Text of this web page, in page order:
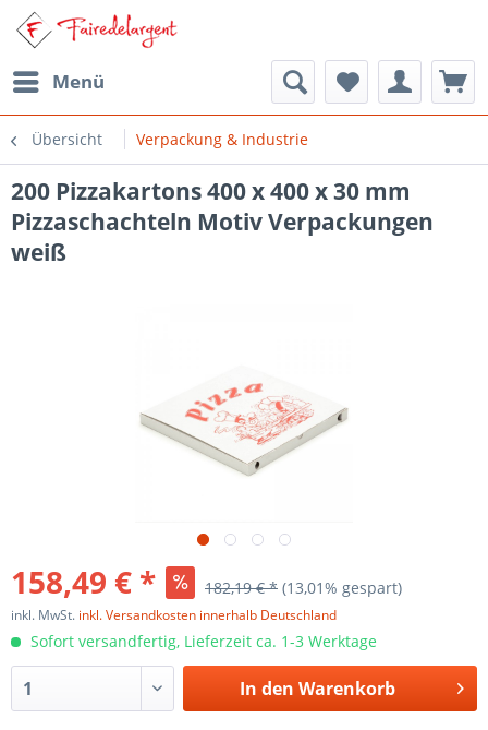
Menü
Übersicht Verpackung & Industrie
200 Pizzakartons 400 x 400 x 30 mm
Pizzaschachteln Motiv Verpackungen
weiß
158,49 € * 182,19 € * (13,01% gespart)
inkl. MwSt. inkl. Versandkosten innerhalb Deutschland
Sofort versandfertig, Lieferzeit ca. 1-3 Werktage
In den Warenkorb